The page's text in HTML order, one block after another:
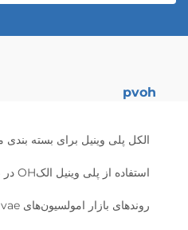
pvoh
الکل پلی وینیل برای بسته بندی
استفاده از پلی وینیل الکOH در صنعت بسته‌بندی
روندهای بازار امولسیون‌های vae و شناخت‌های مرتبط